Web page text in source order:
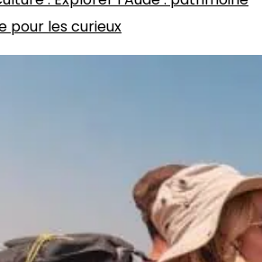
pour les curieux